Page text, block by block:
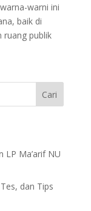
warni ini
baik di
ruang publik
Cari
LP Ma’arif NU
dan Tips